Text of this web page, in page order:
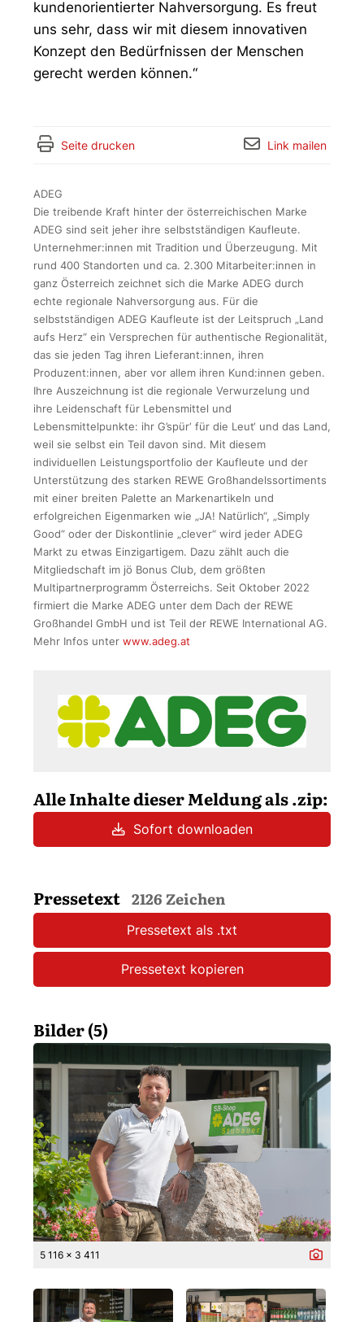
kundenorientierter Nahversorgung. Es freut
uns sehr, dass wir mit diesem innovativen
Konzept den Bedürfnissen der Menschen
gerecht werden können.“
Seite drucken Link mailen
ADEG
Die treibende Kraft hinter der österreichischen Marke
ADEG sind seit jeher ihre selbstständigen Kaufleute.
Unternehmer:innen mit Tradition und Überzeugung. Mit
rund 400 Standorten und ca. 2.300 Mitarbeiter:innen in
ganz Österreich zeichnet sich die Marke ADEG durch
echte regionale Nahversorgung aus. Für die
selbstständigen ADEG Kaufleute ist der Leitspruch „Land
aufs Herz“ ein Versprechen für authentische Regionalität,
das sie jeden Tag ihren Lieferant:innen, ihren
Produzent:innen, aber vor allem ihren Kund:innen geben.
Ihre Auszeichnung ist die regionale Verwurzelung und
ihre Leidenschaft für Lebensmittel und
Lebensmittelpunkte: ihr G’spür‘ für die Leut‘ und das Land,
weil sie selbst ein Teil davon sind. Mit diesem
individuellen Leistungsportfolio der Kaufleute und der
Unterstützung des starken REWE Großhandelssortiments
mit einer breiten Palette an Markenartikeln und
erfolgreichen Eigenmarken wie „JA! Natürlich“, „Simply
Good“ oder der Diskontlinie „clever“ wird jeder ADEG
Markt zu etwas Einzigartigem. Dazu zählt auch die
Mitgliedschaft im jö Bonus Club, dem größten
Multipartnerprogramm Österreichs. Seit Oktober 2022
firmiert die Marke ADEG unter dem Dach der REWE
Großhandel GmbH und ist Teil der REWE International AG.
Mehr Infos unter www.adeg.at
Alle Inhalte dieser Meldung als .zip:
Sofort downloaden
Pressetext 2126 Zeichen
Pressetext als .txt
Pressetext kopieren
Bilder (5)
5 116 x 3 411